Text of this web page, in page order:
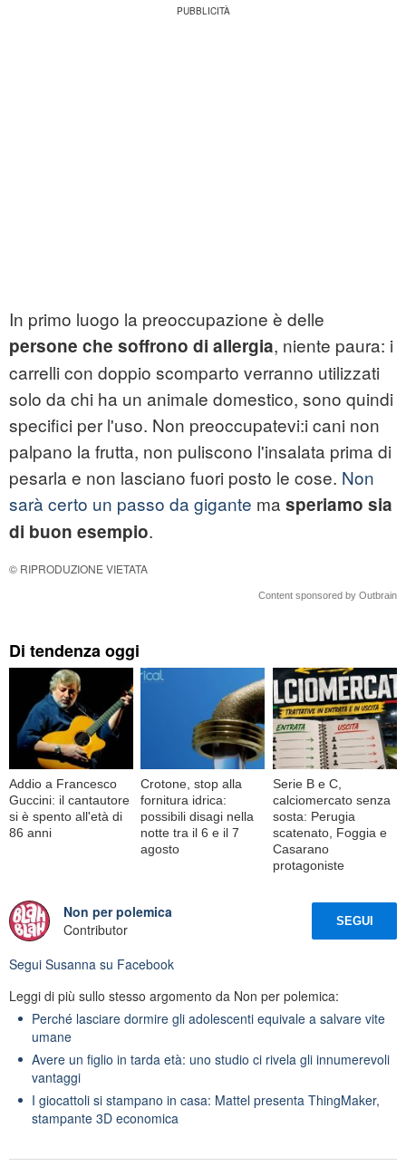
In primo luogo la preoccupazione è delle
persone che soffrono di allergia, niente paura: i
carrelli con doppio scomparto verranno utilizzati
solo da chi ha un animale domestico, sono quindi
specifici per l'uso. Non preoccupatevi:i cani non
palpano la frutta, non puliscono l'insalata prima di
pesarla e non lasciano fuori posto le cose. Non
sarà certo un passo da gigante ma speriamo sia
di buon esempio.
© RIPRODUZIONE VIETATA
Content sponsored by Outbrain
Di tendenza oggi
Addio a Francesco
Guccini: il cantautore
si è spento all'età di
86 anni
Crotone, stop alla
fornitura idrica:
possibili disagi nella
notte tra il 6 e il 7
agosto
Serie B e C,
calciomercato senza
sosta: Perugia
scatenato, Foggia e
Casarano
protagoniste
Non per polemica
Contributor
SEGUI
Segui Susanna su Facebook
Leggi di più sullo stesso argomento da Non per polemica:
Perché lasciare dormire gli adolescenti equivale a salvare vite
umane
Avere un figlio in tarda età: uno studio ci rivela gli innumerevoli
vantaggi
I giocattoli si stampano in casa: Mattel presenta ThingMaker,
stampante 3D economica